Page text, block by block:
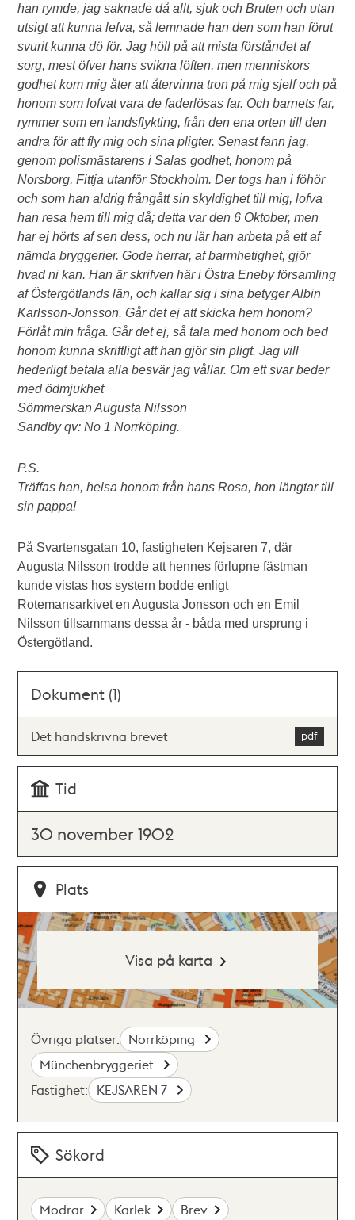
han rymde, jag saknade då allt, sjuk och Bruten och utan
utsigt att kunna lefva, så lemnade han den som han förut
svurit kunna dö för. Jag höll på att mista förståndet af
sorg, mest öfver hans svikna löften, men menniskors
godhet kom mig åter att återvinna tron på mig sjelf och på
honom som lofvat vara de faderlösas far. Och barnets far,
rymmer som en landsflykting, från den ena orten till den
andra för att fly mig och sina pligter. Senast fann jag,
genom polismästarens i Salas godhet, honom på
Norsborg, Fittja utanför Stockholm. Der togs han i föhör
och som han aldrig frångått sin skyldighet till mig, lofva
han resa hem till mig då; detta var den 6 Oktober, men
har ej hörts af sen dess, och nu lär han arbeta på ett af
nämda bryggerier. Gode herrar, af barmhetighet, gjör
hvad ni kan. Han är skrifven här i Östra Eneby församling
af Östergötlands län, och kallar sig i sina betyger Albin
Karlsson-Jonsson. Går det ej att skicka hem honom?
Förlåt min fråga. Går det ej, så tala med honom och bed
honom kunna skriftligt att han gjör sin pligt. Jag vill
hederligt betala alla besvär jag vållar. Om ett svar beder
med ödmjukhet
Sömmerskan Augusta Nilsson
Sandby qv: No 1 Norrköping.
P.S.
Träffas han, helsa honom från hans Rosa, hon längtar till
sin pappa!
På Svartensgatan 10, fastigheten Kejsaren 7, där
Augusta Nilsson trodde att hennes förlupne fästman
kunde vistas hos systern bodde enligt
Rotemansarkivet en Augusta Jonsson och en Emil
Nilsson tillsammans dessa år - båda med ursprung i
Östergötland.
Dokument (1)
Det handskrivna brevet
Tid
30 november 1902
Plats
Visa på karta
Övriga platser: Norrköping
Münchenbryggeriet
Fastighet: KEJSAREN 7
Sökord
Mödrar Kärlek Brev